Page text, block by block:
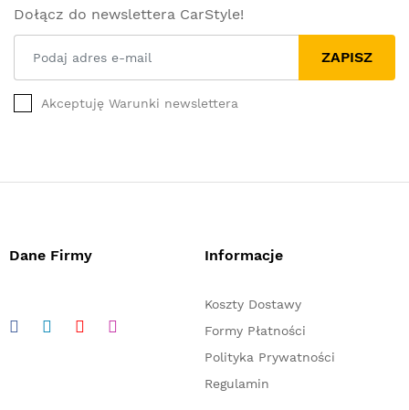
Dołącz do newslettera CarStyle!
ZAPISZ
Akceptuję Warunki newslettera
Dane Firmy Informacje
Koszty Dostawy
Formy Płatności
Polityka Prywatności
Regulamin